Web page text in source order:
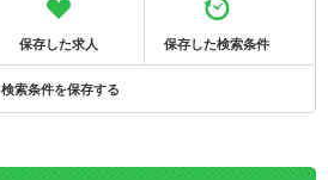
保存した求人 保存した検索条件
検索条件を保存する